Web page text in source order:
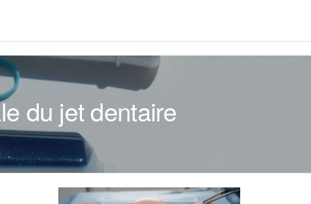
du jet dentaire